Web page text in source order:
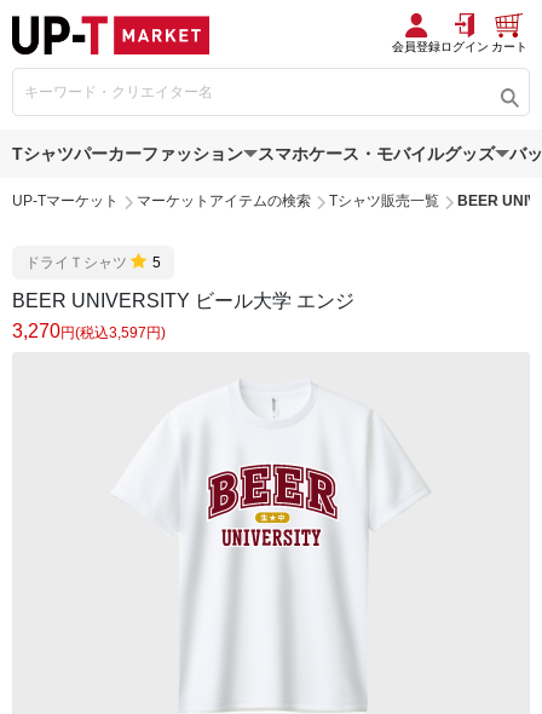
会員登録ログイン カート
Tシャツパーカーファッション スマホケース・モバイルグッズ バ
UP-Tマーケット マーケットアイテムの検索 Tシャツ販売一覧 BEER
ドライＴシャツ 5
BEER UNIVERSITY ビール大学 エンジ
3,270円(税込3,597円)